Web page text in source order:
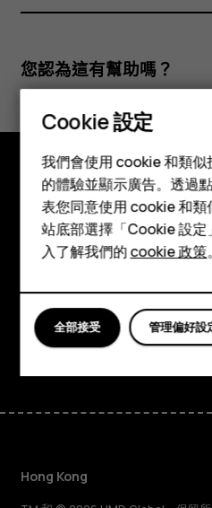
智慧型手機
功能型手機
配件
平板電腦
您認為這有幫助嗎？
是 否
探索
關於
支援
FacebookInstagram
Tiktok
Hong Kong
Cookie 設定
我們會使用 cookie 和類
的體驗並顯示廣告。透過
表您同意使用 cookie 和
站底部選擇「Cookie 設
入了解我們的cookie 政策。
管理偏好設
全部接受